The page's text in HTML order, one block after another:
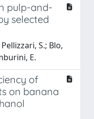
pulp-and-
selected
S.; Blo,
E.
of
on banana